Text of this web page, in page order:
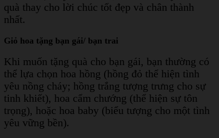
quà thay cho lời chúc tốt đẹp và chân thành
nhất.
Giỏ hoa tặng bạn gái/ bạn trai
Khi muốn tặng quà cho bạn gái, bạn thường có
thể lựa chọn hoa hồng (hồng đỏ thể hiện tình
yêu nồng cháy; hồng trắng tượng trưng cho sự
tinh khiết), hoa cẩm chướng (thể hiện sự tôn
trọng), hoặc hoa baby (biểu tượng cho một tình
yêu vững bền).